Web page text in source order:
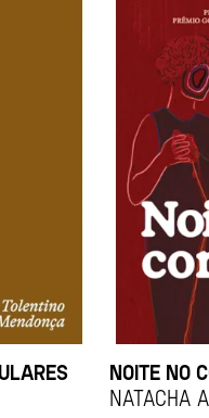
NOITE NO
Natacha